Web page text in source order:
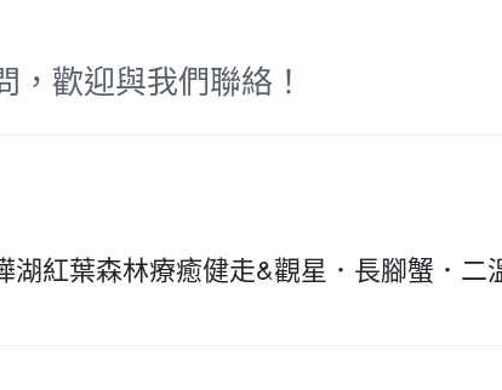
歡迎與我們聯絡！
湖紅葉森林療癒健走&觀星．長腳蟹．二